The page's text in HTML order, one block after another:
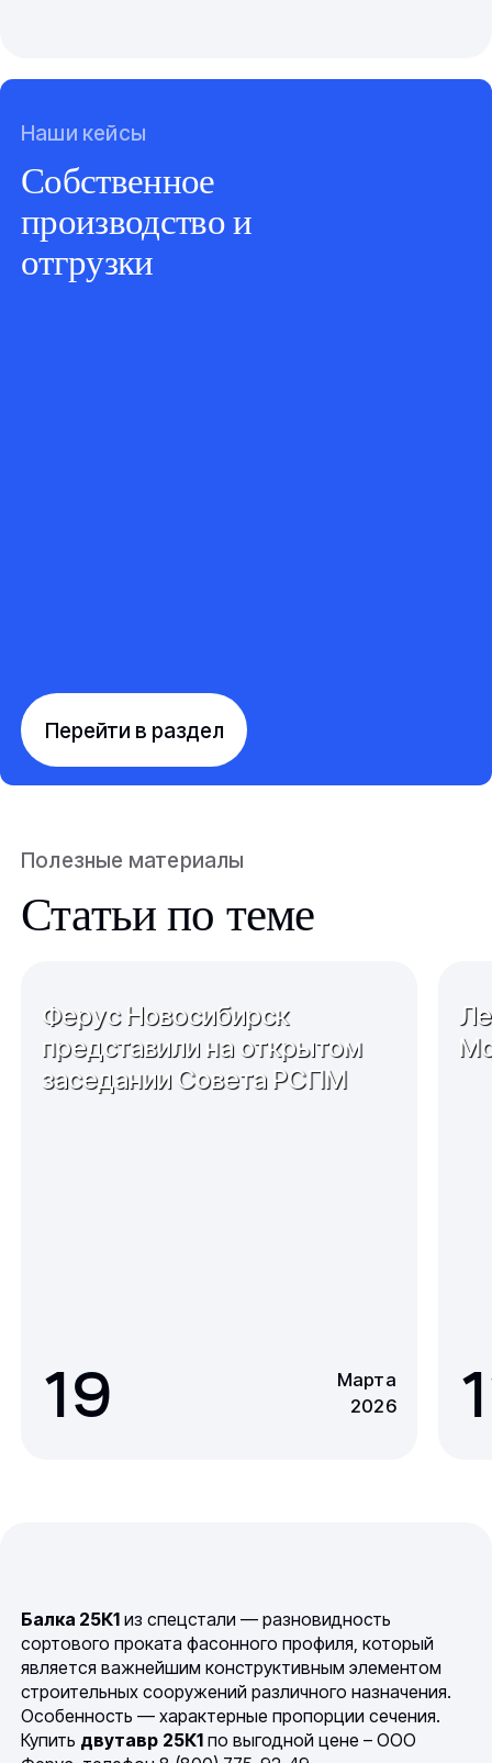
Наши кейсы
Собственное
производство и
отгрузки
Перейти в раздел
Полезные материалы
Статьи по теме
Ферус Новосибирск
представили на открытом
заседании Совета РСПМ
19
Марта
2026
Балка 25К1 из спецстали — разновидность
сортового проката фасонного профиля, который
является важнейшим конструктивным элементом
строительных сооружений различного назначения.
Особенность — характерные пропорции сечения.
Купить двутавр 25К1 по выгодной цене – ООО